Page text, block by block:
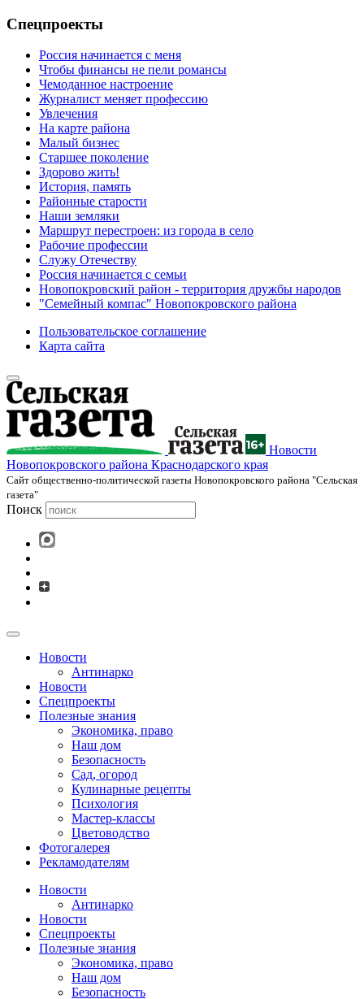
Спецпроекты
Россия начинается с меня
Чтобы финансы не пели романсы
Чемоданное настроение
Журналист меняет профессию
Увлечения
На карте района
Малый бизнес
Старшее поколение
Здорово жить!
История, память
Районные старости
Наши земляки
Маршрут перестроен: из города в село
Рабочие профессии
Служу Отечеству
Россия начинается с семьи
Новопокровский район - территория дружбы народов
"Семейный компас" Новопокровского района
Пользовательское соглашение
Карта сайта
Новости
Новопокровского района Краснодарского края
Cайт общественно-политической газеты Новопокровского района "Сельская
газета"
Поиск
Новости
Антинарко
Новости
Спецпроекты
Полезные знания
Экономика, право
Наш дом
Безопасность
Сад, огород
Кулинарные рецепты
Психология
Мастер-классы
Цветоводство
Фотогалерея
Рекламодателям
Новости
Антинарко
Новости
Спецпроекты
Полезные знания
Экономика, право
Наш дом
Безопасность